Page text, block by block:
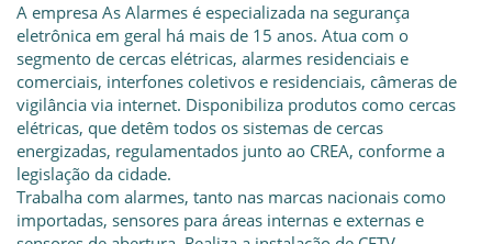
A empresa As Alarmes é especializada na segurança
eletrônica em geral há mais de 15 anos. Atua com o
segmento de cercas elétricas, alarmes residenciais e
comerciais, interfones coletivos e residenciais, câmeras de
vigilância via internet. Disponibiliza produtos como cercas
elétricas, que detêm todos os sistemas de cercas
energizadas, regulamentados junto ao CREA, conforme a
legislação da cidade.
Trabalha com alarmes, tanto nas marcas nacionais como
importadas, sensores para áreas internas e externas e